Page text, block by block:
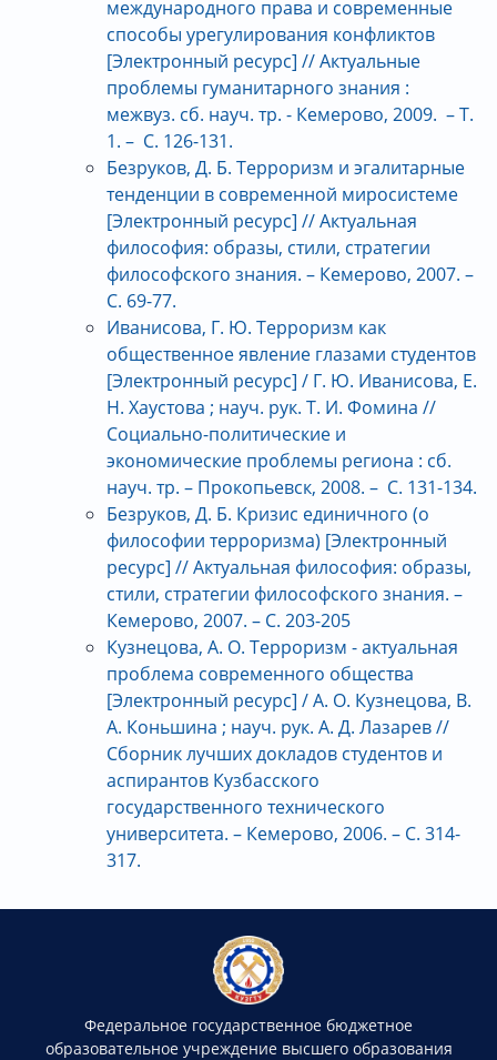
международного права и современные
способы урегулирования конфликтов
[Электронный ресурс] // Актуальные
проблемы гуманитарного знания :
межвуз. сб. науч. тр. - Кемерово, 2009. – Т.
1. – С. 126-131.
Безруков, Д. Б. Терроризм и эгалитарные
тенденции в современной миросистеме
[Электронный ресурс] // Актуальная
философия: образы, стили, стратегии
философского знания. – Кемерово, 2007. –
С. 69-77.
Иванисова, Г. Ю. Терроризм как
общественное явление глазами студентов
[Электронный ресурс] / Г. Ю. Иванисова, Е.
Н. Хаустова ; науч. рук. Т. И. Фомина //
Социально-политические и
экономические проблемы региона : сб.
науч. тр. – Прокопьевск, 2008. – С. 131-134.
Безруков, Д. Б. Кризис единичного (о
философии терроризма) [Электронный
ресурс] // Актуальная философия: образы,
стили, стратегии философского знания. –
Кемерово, 2007. – С. 203-205
Кузнецова, А. О. Терроризм - актуальная
проблема современного общества
[Электронный ресурс] / А. О. Кузнецова, В.
А. Коньшина ; науч. рук. А. Д. Лазарев //
Сборник лучших докладов студентов и
аспирантов Кузбасского
государственного технического
университета. – Кемерово, 2006. – С. 314-
317.
Федеральное государственное бюджетное
образовательное учреждение высшего образования